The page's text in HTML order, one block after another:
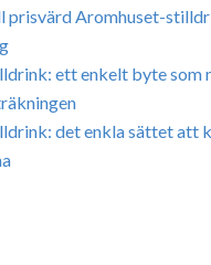
prisvärd Aromhuset-
ett enkelt byte som
det enkla sättet att